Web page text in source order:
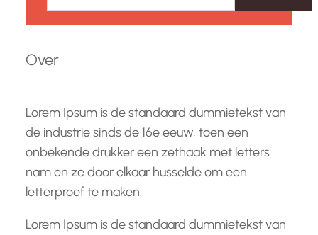
k
n
Over
Lorem Ipsum is de standaard dummietekst van
de industrie sinds de 16e eeuw, toen een
onbekende drukker een zethaak met letters
nam en ze door elkaar husselde om een
letterproef te maken.
Lorem Ipsum is de standaard dummietekst van